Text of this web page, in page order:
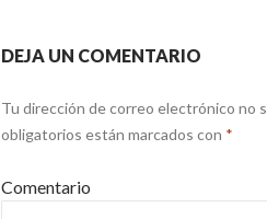
DEJA UN COMENTARIO
Tu dirección de correo electrónico no
obligatorios están marcados con *
Comentario